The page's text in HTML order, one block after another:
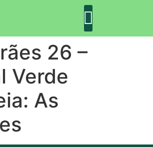
26 –
Verde
As